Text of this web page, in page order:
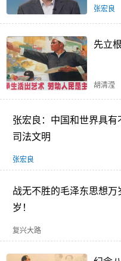
张宏良
先立
胡清滢
张宏良：中国和世界具
司法文明
张宏良
战无不胜的毛泽东思想
岁！
复兴大路